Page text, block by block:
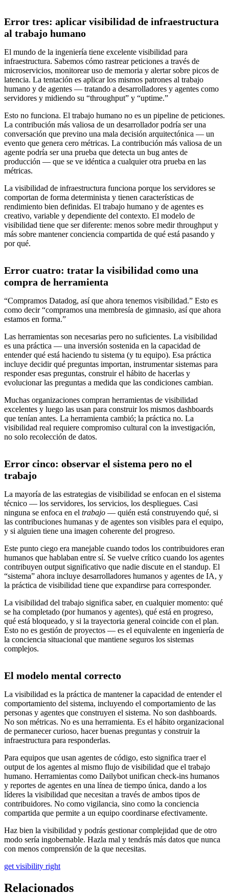
Error tres: aplicar visibilidad de infraestructura
al trabajo humano
El mundo de la ingeniería tiene excelente visibilidad para
infraestructura. Sabemos cómo rastrear peticiones a través de
microservicios, monitorear uso de memoria y alertar sobre picos de
latencia. La tentación es aplicar los mismos patrones al trabajo
humano y de agentes — tratando a desarrolladores y agentes como
servidores y midiendo su “throughput” y “uptime.”
Esto no funciona. El trabajo humano no es un pipeline de peticiones.
La contribución más valiosa de un desarrollador podría ser una
conversación que previno una mala decisión arquitectónica — un
evento que genera cero métricas. La contribución más valiosa de un
agente podría ser una prueba que detecta un bug antes de
producción — que se ve idéntica a cualquier otra prueba en las
métricas.
La visibilidad de infraestructura funciona porque los servidores se
comportan de forma determinista y tienen características de
rendimiento bien definidas. El trabajo humano y de agentes es
creativo, variable y dependiente del contexto. El modelo de
visibilidad tiene que ser diferente: menos sobre medir throughput y
más sobre mantener conciencia compartida de qué está pasando y
por qué.
Error cuatro: tratar la visibilidad como una
compra de herramienta
“Compramos Datadog, así que ahora tenemos visibilidad.” Esto es
como decir “compramos una membresía de gimnasio, así que ahora
estamos en forma.”
Las herramientas son necesarias pero no suficientes. La visibilidad
es una práctica — una inversión sostenida en la capacidad de
entender qué está haciendo tu sistema (y tu equipo). Esa práctica
incluye decidir qué preguntas importan, instrumentar sistemas para
responder esas preguntas, construir el hábito de hacerlas y
evolucionar las preguntas a medida que las condiciones cambian.
Muchas organizaciones compran herramientas de visibilidad
excelentes y luego las usan para construir los mismos dashboards
que tenían antes. La herramienta cambió; la práctica no. La
visibilidad real requiere compromiso cultural con la investigación,
no solo recolección de datos.
Error cinco: observar el sistema pero no el
trabajo
La mayoría de las estrategias de visibilidad se enfocan en el sistema
técnico — los servidores, los servicios, los despliegues. Casi
ninguna se enfoca en el trabajo — quién está construyendo qué, si
las contribuciones humanas y de agentes son visibles para el equipo,
y si alguien tiene una imagen coherente del progreso.
Este punto ciego era manejable cuando todos los contribuidores eran
humanos que hablaban entre sí. Se vuelve crítico cuando los agentes
contribuyen output significativo que nadie discute en el standup. El
“sistema” ahora incluye desarrolladores humanos y agentes de IA, y
la práctica de visibilidad tiene que expandirse para corresponder.
La visibilidad del trabajo significa saber, en cualquier momento: qué
se ha completado (por humanos y agentes), qué está en progreso,
qué está bloqueado, y si la trayectoria general coincide con el plan.
Esto no es gestión de proyectos — es el equivalente en ingeniería de
la conciencia situacional que mantiene seguros los sistemas
complejos.
El modelo mental correcto
La visibilidad es la práctica de mantener la capacidad de entender el
comportamiento del sistema, incluyendo el comportamiento de las
personas y agentes que construyen el sistema. No son dashboards.
No son métricas. No es una herramienta. Es el hábito organizacional
de permanecer curioso, hacer buenas preguntas y construir la
infraestructura para responderlas.
Para equipos que usan agentes de código, esto significa traer el
output de los agentes al mismo flujo de visibilidad que el trabajo
humano. Herramientas como Dailybot unifican check-ins humanos
y reportes de agentes en una línea de tiempo única, dando a los
líderes la visibilidad que necesitan a través de ambos tipos de
contribuidores. No como vigilancia, sino como la conciencia
compartida que permite a un equipo coordinarse efectivamente.
Haz bien la visibilidad y podrás gestionar complejidad que de otro
modo sería ingobernable. Hazla mal y tendrás más datos que nunca
con menos comprensión de la que necesitas.
get visibility right
Relacionados